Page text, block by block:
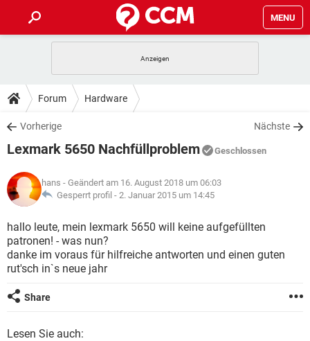
MENU
ANDROID
WINDOWS 10
WHATSAPP TIKTOK
FACEBOOK
TIPPS & TRICKS
SPIELE
WHATSAPP TIKTOK
FACEBOOK
DOWNLOADS
SPIELE STREAMING
ANDROID
WINDOWS 10 INSTAGRAM
WHATSAPP TIKTOK
FACEBOOK
SPIELE STREAMING
ANDROID
WINDOWS 10 INSTAGRAM
WHATSAPP TIKTOK
LEXIKON
SPIELE STREAMING
ANDROID
WINDOWS 10
WHATSAPP
Forum Hardware
Vorherige Nächste
Lexmark 5650 Nachfüllproblem Geschlossen
hans - Geändert am 16. August 2018 um 06:03
Gesperrt profil - 2. Januar 2015 um 14:45
hallo leute, mein lexmark 5650 will keine aufgefüllten
patronen! - was nun?
danke im voraus für hilfreiche antworten und einen guten
rut'sch in`s neue jahr
Share
Lesen Sie auch: